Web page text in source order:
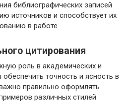
библиографических записей
источников и способствует их
в работе.
цитирования
роль в академических и
точность и ясность в
правильно оформлять
различных стилей